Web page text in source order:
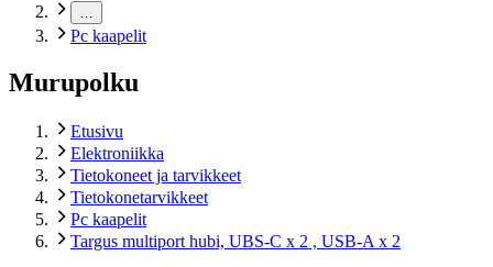
Pc kaapelit
Murupolku
Etusivu
Elektroniikka
Tietokoneet ja tarvikkeet
Tietokonetarvikkeet
Pc kaapelit
Targus multiport hubi, UBS-C x 2 , USB-A x 2